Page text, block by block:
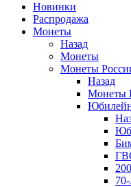
Новинки
Распродажа
Монеты
Назад
Монеты
Монеты
Назад
Монеты